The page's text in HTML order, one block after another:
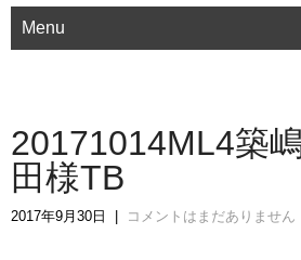
Menu
20171014ML4築
田様TB
2017年9月30日 コメントはまだありません